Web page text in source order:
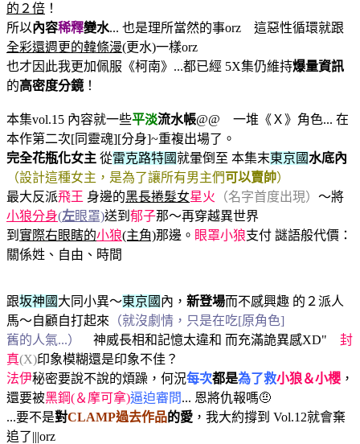
的２倍 ！
所以內容稀釋變水... 也是理所當然的事orz 這惡性循環就跟
全彩還週更的韓條漫(更水)一樣orz
也才因此我更加佩服《柯南》...都已經 5X集仍維持爆量資訊
的高密度分鏡 ！
本集vol.15 內容就一些平淡流水帳@@ 一堆《Ｘ》角色... 在
本作第二次[同靈魂][分身]~重複出場了。
完全花瓶化女主 從雷克路特國就暈倒至 本集末東京國水底內
（設計這種女主，是為了讓所有男主們可以賣帥）
最大反派飛王 身邊的黑長捲髮女星火 （名字首度出現） ～將
小狼分身(左眼罩)送到 郁子那～再穿越異世界
到 實際右眼瞎的小狼(主角)那邊。 眼罩小狼支付 謎語般代價：
關係姓、自由、時間
跟坂神國 大同小異～東京國 內， 新登場而不感興趣 的２派人
馬～自顧自打起來 （就沒劇情，只是在吃[原角色]
舊的人氣...）
神威長相和記憶太違和 而充滿詭異感XD" 封
真(X)印象模糊還是印象不佳？
法伊秘密要說不說的煩躁，何況每次都是為了救小狼＆小櫻 ，
還要被黑鋼(＆摩可拿)逼迫審問... 恩將仇報嗎🤨
...要不是對CLAMP過去作品的愛 ，我大約撐到 Vol.12就會棄
追了|||orz